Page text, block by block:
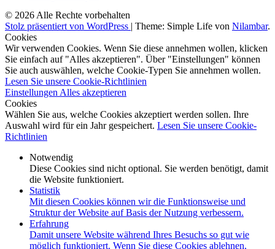
© 2026 Alle Rechte vorbehalten
Stolz präsentiert von WordPress | Theme: Simple Life von Nilambar.
Cookies
Wir verwenden Cookies. Wenn Sie diese annehmen wollen, klicken
Sie einfach auf "Alles akzeptieren". Über "Einstellungen" können
Sie auch auswählen, welche Cookie-Typen Sie annehmen wollen.
Lesen Sie unsere Cookie-Richtlinien
Einstellungen Alles akzeptieren
Cookies
Wählen Sie aus, welche Cookies akzeptiert werden sollen. Ihre
Auswahl wird für ein Jahr gespeichert. Lesen Sie unsere Cookie-
Richtlinien
Notwendig
Diese Cookies sind nicht optional. Sie werden benötigt, damit
die Website funktioniert.
Statistik
Mit diesen Cookies können wir die Funktionsweise und
Struktur der Website auf Basis der Nutzung verbessern.
Erfahrung
Damit unsere Website während Ihres Besuchs so gut wie
möglich funktioniert. Wenn Sie diese Cookies ablehnen,